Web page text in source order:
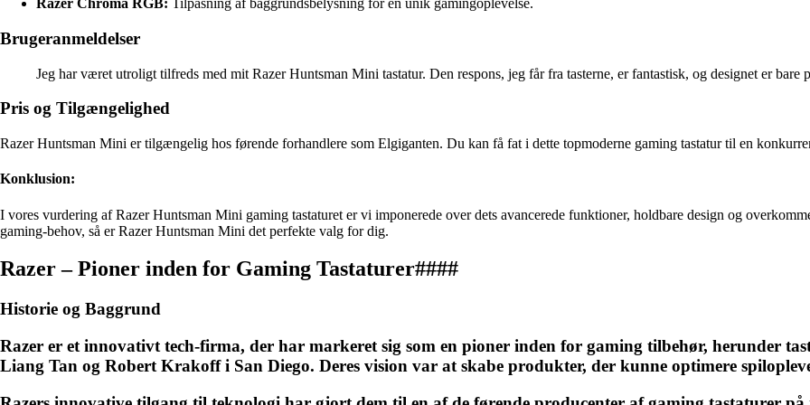
Razer Chroma RGB: Tilpasning af baggrundsbelysning for en unik gamingoplevelse.
Brugeranmeldelser
Jeg har været utroligt tilfreds med mit Razer Huntsman Mini tastatur. Den respons, jeg får fra tasterne, er fantastisk, og designet er
Pris og Tilgængelighed
Razer Huntsman Mini er tilgængelig hos førende forhandlere som Elgiganten. Du kan få fat i dette topmoderne gaming tastatur til en
Konklusion:
I vores vurdering af Razer Huntsman Mini gaming tastaturet er vi imponerede over dets avancerede funktioner, holdbare design og
gaming-behov, så er Razer Huntsman Mini det perfekte valg for dig.
Razer – Pioner inden for Gaming Tastaturer####
Historie og Baggrund
Razer er et innovativt tech-firma, der har markeret sig som en pioner inden for gaming tilbehør, herunder
Liang Tan og Robert Krakoff i San Diego. Deres vision var at skabe produkter, der kunne optimere